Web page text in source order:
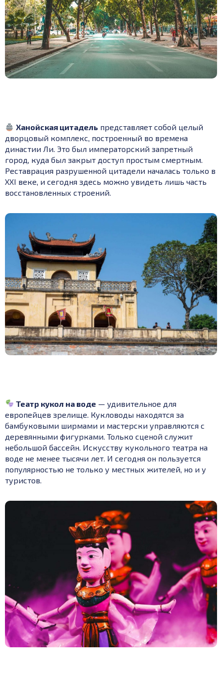
Ханойская цитадель представляет собой целый
дворцовый комплекс, построенный во времена
династии Ли. Это был императорский запретный
город, куда был закрыт доступ простым смертным.
Реставрация разрушенной цитадели началась только в
XXI веке, и сегодня здесь можно увидеть лишь часть
восстановленных строений.
Театр кукол на воде — удивительное для
европейцев зрелище. Кукловоды находятся за
бамбуковыми ширмами и мастерски управляются с
деревянными фигурками. Только сценой служит
небольшой бассейн. Искусству кукольного театра на
воде не менее тысячи лет. И сегодня он пользуется
популярностью не только у местных жителей, но и у
туристов.